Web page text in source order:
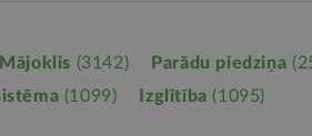
Mājoklis (3142) Parādu piedziņa
(1099) Izglītība (1095)